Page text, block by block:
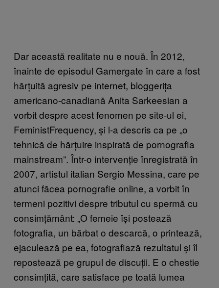
Dar această realitate nu e nouă. În 2012,
înainte de episodul Gamergate în care a fost
hărțuită agresiv pe internet, bloggerița
americano-canadiană Anita Sarkeesian a
vorbit despre acest fenomen pe site-ul ei,
FeministFrequency, și l-a descris ca pe „o
tehnică de hărțuire inspirată de pornografia
mainstream”. Într-o intervenție înregistrată în
2007, artistul italian Sergio Messina, care pe
atunci făcea pornografie online, a vorbit în
termeni pozitivi despre tributul cu spermă cu
consimțământ: „O femeie își postează
fotografia, un bărbat o descarcă, o printează,
ejaculează pe ea, fotografiază rezultatul și îl
repostează pe grupul de discuții. E o chestie
consimțită, care satisface pe toată lumea